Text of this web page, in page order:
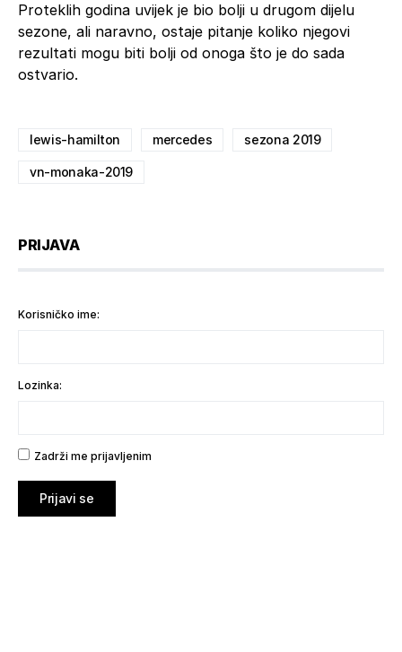
Proteklih godina uvijek je bio bolji u drugom dijelu
sezone, ali naravno, ostaje pitanje koliko njegovi
rezultati mogu biti bolji od onoga što je do sada
ostvario.
lewis-hamilton mercedes sezona 2019
vn-monaka-2019
PRIJAVA
Korisničko ime:
Lozinka:
Zadrži me prijavljenim
Prijavi se